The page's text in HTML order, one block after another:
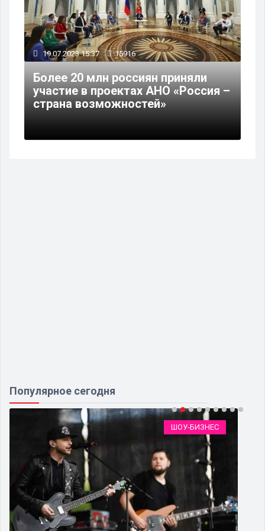
19.07.2023 15:37 15916
Более 20 млн россиян приняли
участие в проектах АНО «Россия –
страна возможностей»
Популярное сегодня
ШОУ-БИЗНЕС